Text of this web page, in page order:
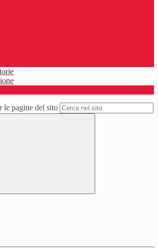
le pagine del sito